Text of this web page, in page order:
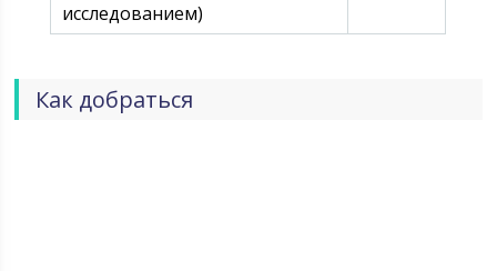
исследованием)
Как добраться